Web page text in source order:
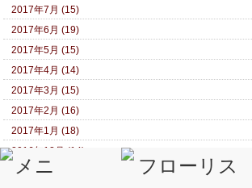
2017年7月 (15)
2017年6月 (19)
2017年5月 (15)
2017年4月 (14)
2017年3月 (15)
2017年2月 (16)
2017年1月 (18)
2016年12月 (14)
2016年11月 (13)